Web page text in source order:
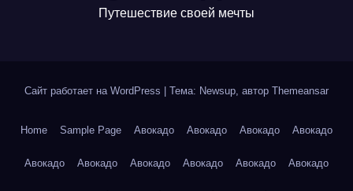
Путешествие своей мечты
Сайт работает на WordPress Тема: Newsup, автор Themeansar
Home Sample Page Авокадо Авокадо Авокадо Авокадо
Авокадо Авокадо Авокадо Авокадо Авокадо Авокадо